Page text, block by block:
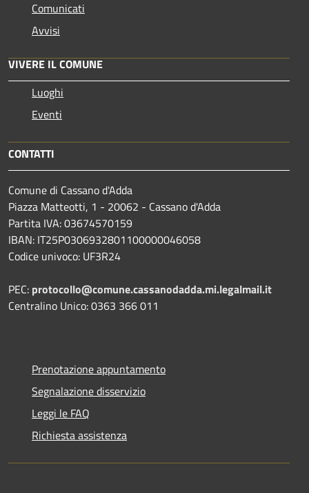
Comunicati
Avvisi
VIVERE IL COMUNE
Luoghi
Eventi
CONTATTI
Comune di Cassano d'Adda
Piazza Matteotti, 1 - 20062 - Cassano d'Adda
Partita IVA: 03674570159
IBAN: IT25P0306932801100000046058
Codice univoco: UF3R24
PEC: protocollo@comune.cassanodadda.mi.legalmail.it
Centralino Unico: 0363 366 011
Prenotazione appuntamento
Segnalazione disservizio
Leggi le FAQ
Richiesta assistenza